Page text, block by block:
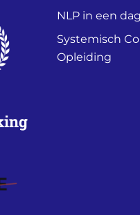
NLP in een dag
Systemisch
Opleiding